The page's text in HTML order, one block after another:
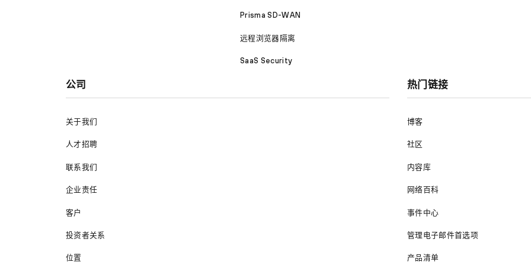
Prisma SD-WAN
远程浏览器隔离
SaaS Security
公司
关于我们
人才招聘
联系我们
企业责任
客户
投资者关系
位置
热门链接
博客
社区
内容库
网络百科
事件中心
管理电子邮件首选项
产品清单